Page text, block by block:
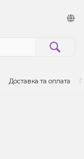
Доставка та оплата